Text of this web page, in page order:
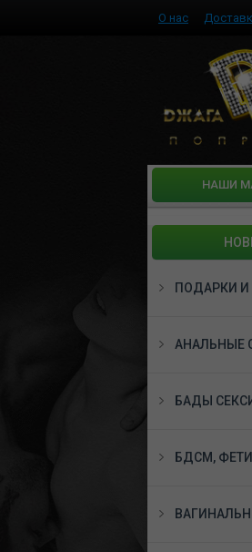
О нас
HАШИ
ПОДАРКИ И
АНАЛЬНЫЕ
БАДЫ
БДСМ,